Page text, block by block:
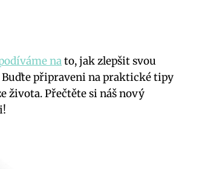
nato, jak zlepšit svou
připraveni na praktické tipy
života. Přečtěte si náš nový